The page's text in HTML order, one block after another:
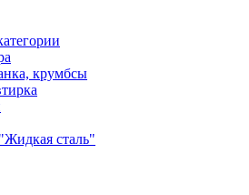
крумбсы
сталь"